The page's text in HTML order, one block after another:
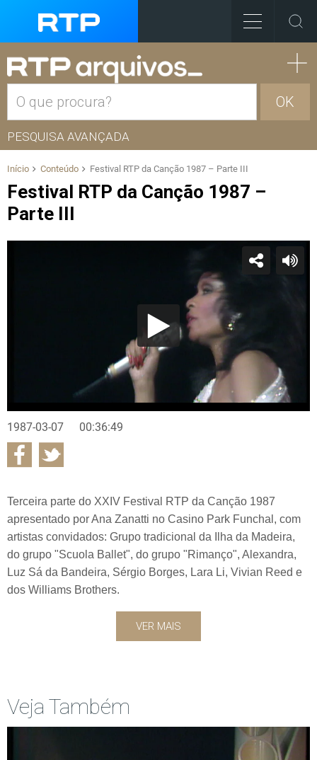
OK
PESQUISA AVANÇADA
Início Conteúdo Festival RTP da Canção 1987 – Parte III
Festival RTP da Canção 1987 –
Parte III
1987-03-07 00:36:49
Terceira parte do XXIV Festival RTP da Canção 1987
apresentado por Ana Zanatti no Casino Park Funchal, com
artistas convidados: Grupo tradicional da Ilha da Madeira,
do grupo "Scuola Ballet", do grupo "Rimanço", Alexandra,
Luz Sá da Bandeira, Sérgio Borges, Lara Li, Vivian Reed e
dos Williams Brothers.
VER MAIS
Veja Também